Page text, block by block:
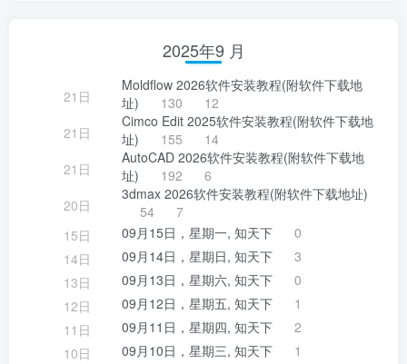
2025年9 月
21日
Moldflow 2026软件安装教程(附软件下载地
址)
130
12
21日
Cimco Edit 2025软件安装教程(附软件下载地
址)
155
14
21日
AutoCAD 2026软件安装教程(附软件下载地
址)
192
6
20日
3dmax 2026软件安装教程(附软件下载地址)
54
7
15日
09月15日，星期一, 知天下
0
14日
09月14日，星期日, 知天下
3
13日
09月13日，星期六, 知天下
0
12日
09月12日，星期五, 知天下
1
11日
09月11日，星期四, 知天下
2
10日
09月10日，星期三, 知天下
1